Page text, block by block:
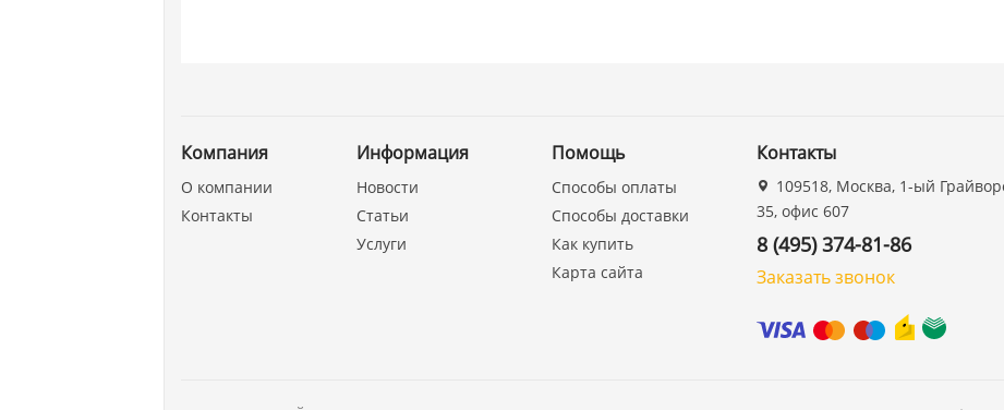
Компания
О компании
Контакты
Информация
Новости
Статьи
Услуги
Помощь
Способы оплаты
Способы доставки
Как купить
Карта сайта
Контакты
109518, Москва, 1-ый
35, офис 607
8 (495) 374-81-86
Заказать звонок